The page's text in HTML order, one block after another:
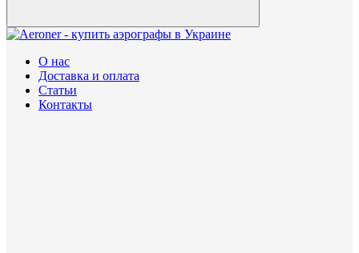
О нас
Доставка и оплата
Статьи
Контакты